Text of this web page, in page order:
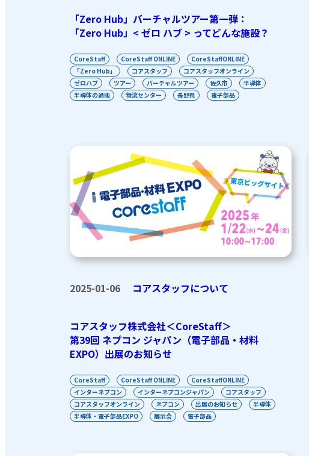
「Zero Hub」バーチャルツアー第一弾：
「Zero Hub」< ゼロ ハブ > ってどんな施設？
CoreStaff CoreStaff ONLINE
CoreStaffONLINE
「Zero Hub」
コアスタッフ
コアスタッフオンライン
ゼロハブ
ツアー バーチャルツアー 佐久市
半導体
半導体の通販
物流センター 長野県 電子部品
2025-01-06 コアスタッフについて
コアスタッフ株式会社＜CoreStaff＞
第39回 ネプコン ジャパン（電子部品・材料
EXPO）出展のお知らせ
CoreStaff CoreStaff ONLINE
CoreStaffONLINE
インターネプコン
インターネプコンジャパン
コアスタッフ
コアスタッフオンライン
ネプコン 出展のお知らせ
半導体
半導体・電子部品EXPO
展示会 電子部品